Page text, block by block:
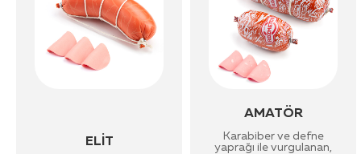
ELİT
AMATÖR
Karabiber ve defne
yaprağı ile vurgulanan,